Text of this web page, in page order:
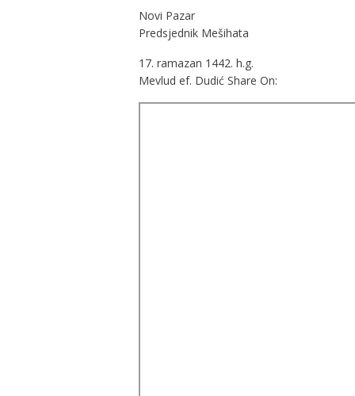
Novi
Predsjednik Mešihata
17. ramazan
Mevlud ef. Dudić Share On: